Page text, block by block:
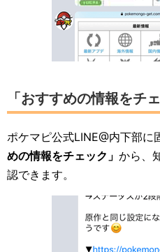
「おすすめの情報をチ
ポケマピ公式LINE@内下部に
めの情報をチェック」 から、
認できます。